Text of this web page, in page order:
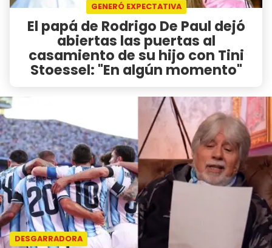
GENERÓ EXPECTATIVA
El papá de Rodrigo De Paul dejó
abiertas las puertas al
casamiento de su hijo con Tini
Stoessel: "En algún momento"
DESGARRADORA